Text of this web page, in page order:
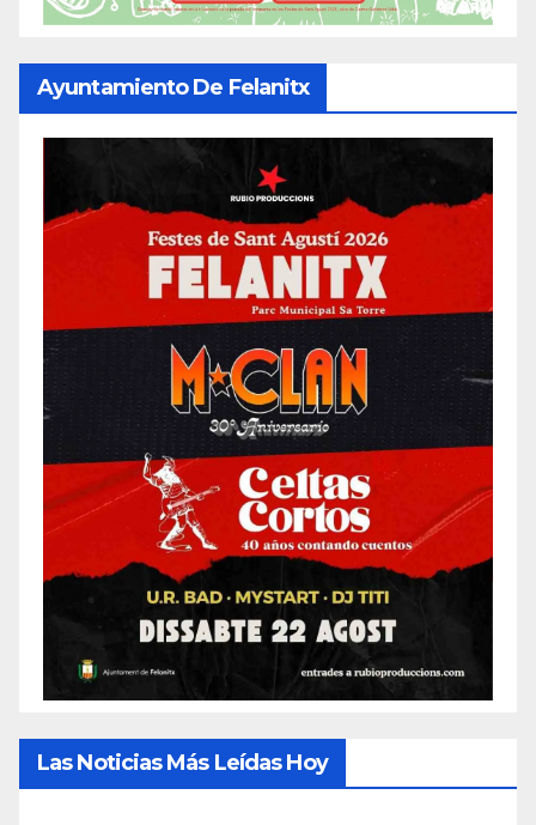
Ayuntamiento De Felanitx
Las Noticias Más Leídas Hoy